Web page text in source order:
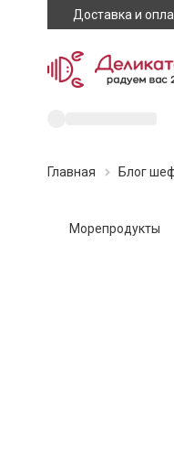
Доставка и
Главная Блог
Морепродукты